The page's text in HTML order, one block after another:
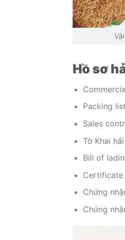
Hồ sơ
Packing
Sales
Tờ Khai
Bill of
Certificate
Chứng
Chứng